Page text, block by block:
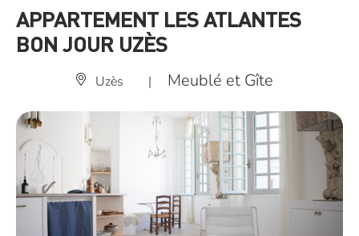
APPARTEMENT LES ATLANTES
BON JOUR UZÈS
Uzès | Meublé et Gîte